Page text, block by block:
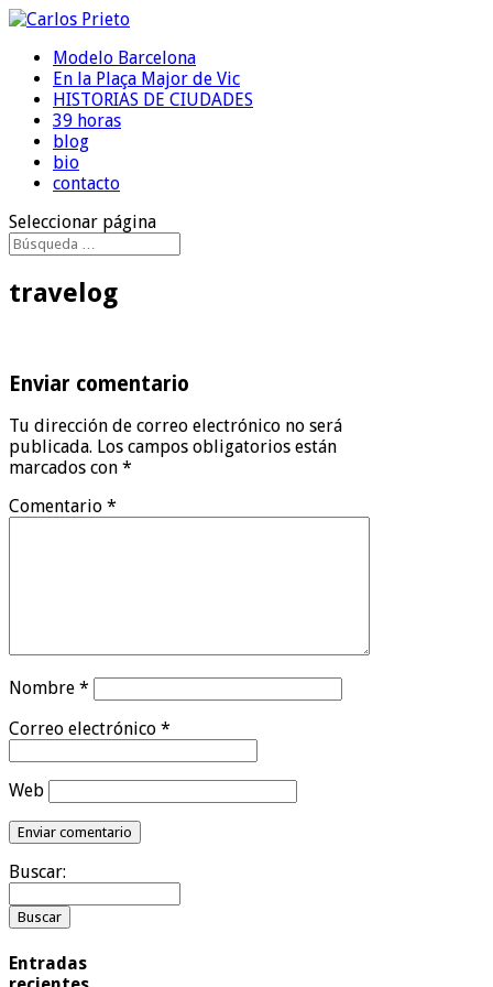
Modelo Barcelona
En la Plaça Major de Vic
HISTORIAS DE CIUDADES
39 horas
blog
bio
contacto
Seleccionar página
travelog
Enviar comentario
Tu dirección de correo electrónico no será
publicada. Los campos obligatorios están
marcados con *
Comentario *
Nombre *
Correo electrónico *
Web
Buscar:
Entradas